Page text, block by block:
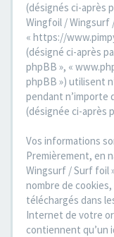
(désignés ci-après
Wingfoil / Wingsurf
« https://
(désigné ci-après
phpBB », «
phpBB ») utilisent
pendant n’importe
(désignée ci-après
Vos informations
Premièrement, en
Wingsurf / Surf foil
nombre de
téléchargés dans
Internet de votre
contiennent qu’un